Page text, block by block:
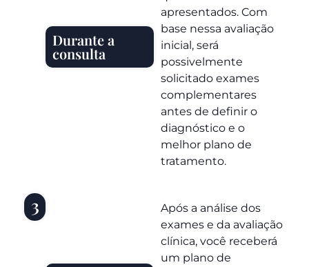
Durante a
consulta
apresentados. Com
base nessa avaliação
inicial, será
possivelmente
solicitado exames
complementares
antes de definir o
diagnóstico e o
melhor plano de
tratamento.
3
Após a análise dos
exames e da avaliação
clínica, você receberá
um plano de